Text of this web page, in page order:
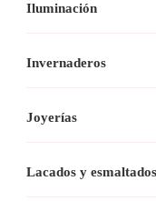
Iluminación
Invernaderos
Joyerías
Lacados y esmaltados